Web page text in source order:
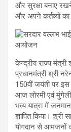
और सुरक्षा बनाए
और अपने कर्तव्यों का
केन्द्रीय राज्य
प्रधानमंत्री श्री
150वीं जयंती पर
आज लोरमी एवं मुंगेली
भव्य यात्रा में
ज्ञापित किया। श्री
योगदान से